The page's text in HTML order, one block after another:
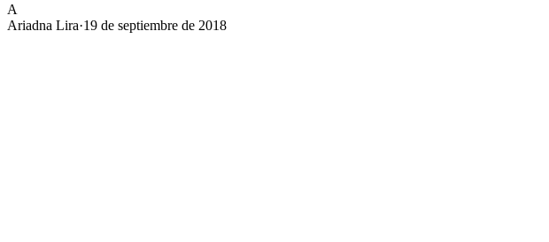
A
Ariadna Lira·19 de septiembre de 2018